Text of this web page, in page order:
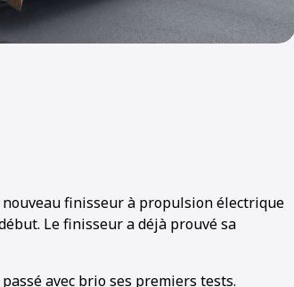
finisseur à propulsion électrique
Le finisseur a déjà prouvé sa
avec brio ses premiers tests.